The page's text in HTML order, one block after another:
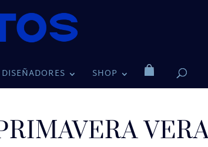
DISEÑADORES SHOP